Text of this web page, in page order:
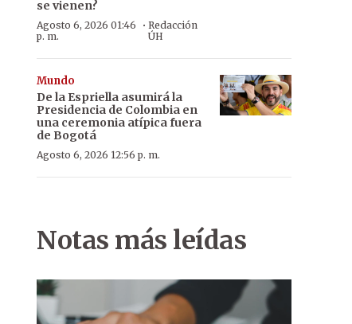
se vienen?
Agosto 6, 2026 01:46
p. m.
· Redacción
ÚH
Mundo
De la Espriella asumirá la
Presidencia de Colombia en
una ceremonia atípica fuera
de Bogotá
Agosto 6, 2026 12:56 p. m.
Notas más leídas